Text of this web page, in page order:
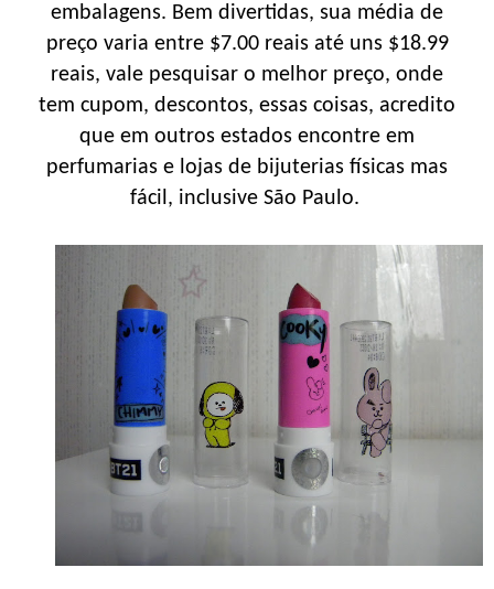
embalagens. Bem divertidas, sua média de
preço varia entre $7.00 reais até uns $18.99
reais, vale pesquisar o melhor preço, onde
tem cupom, descontos, essas coisas, acredito
que em outros estados encontre em
perfumarias e lojas de bijuterias físicas mas
fácil, inclusive São Paulo.